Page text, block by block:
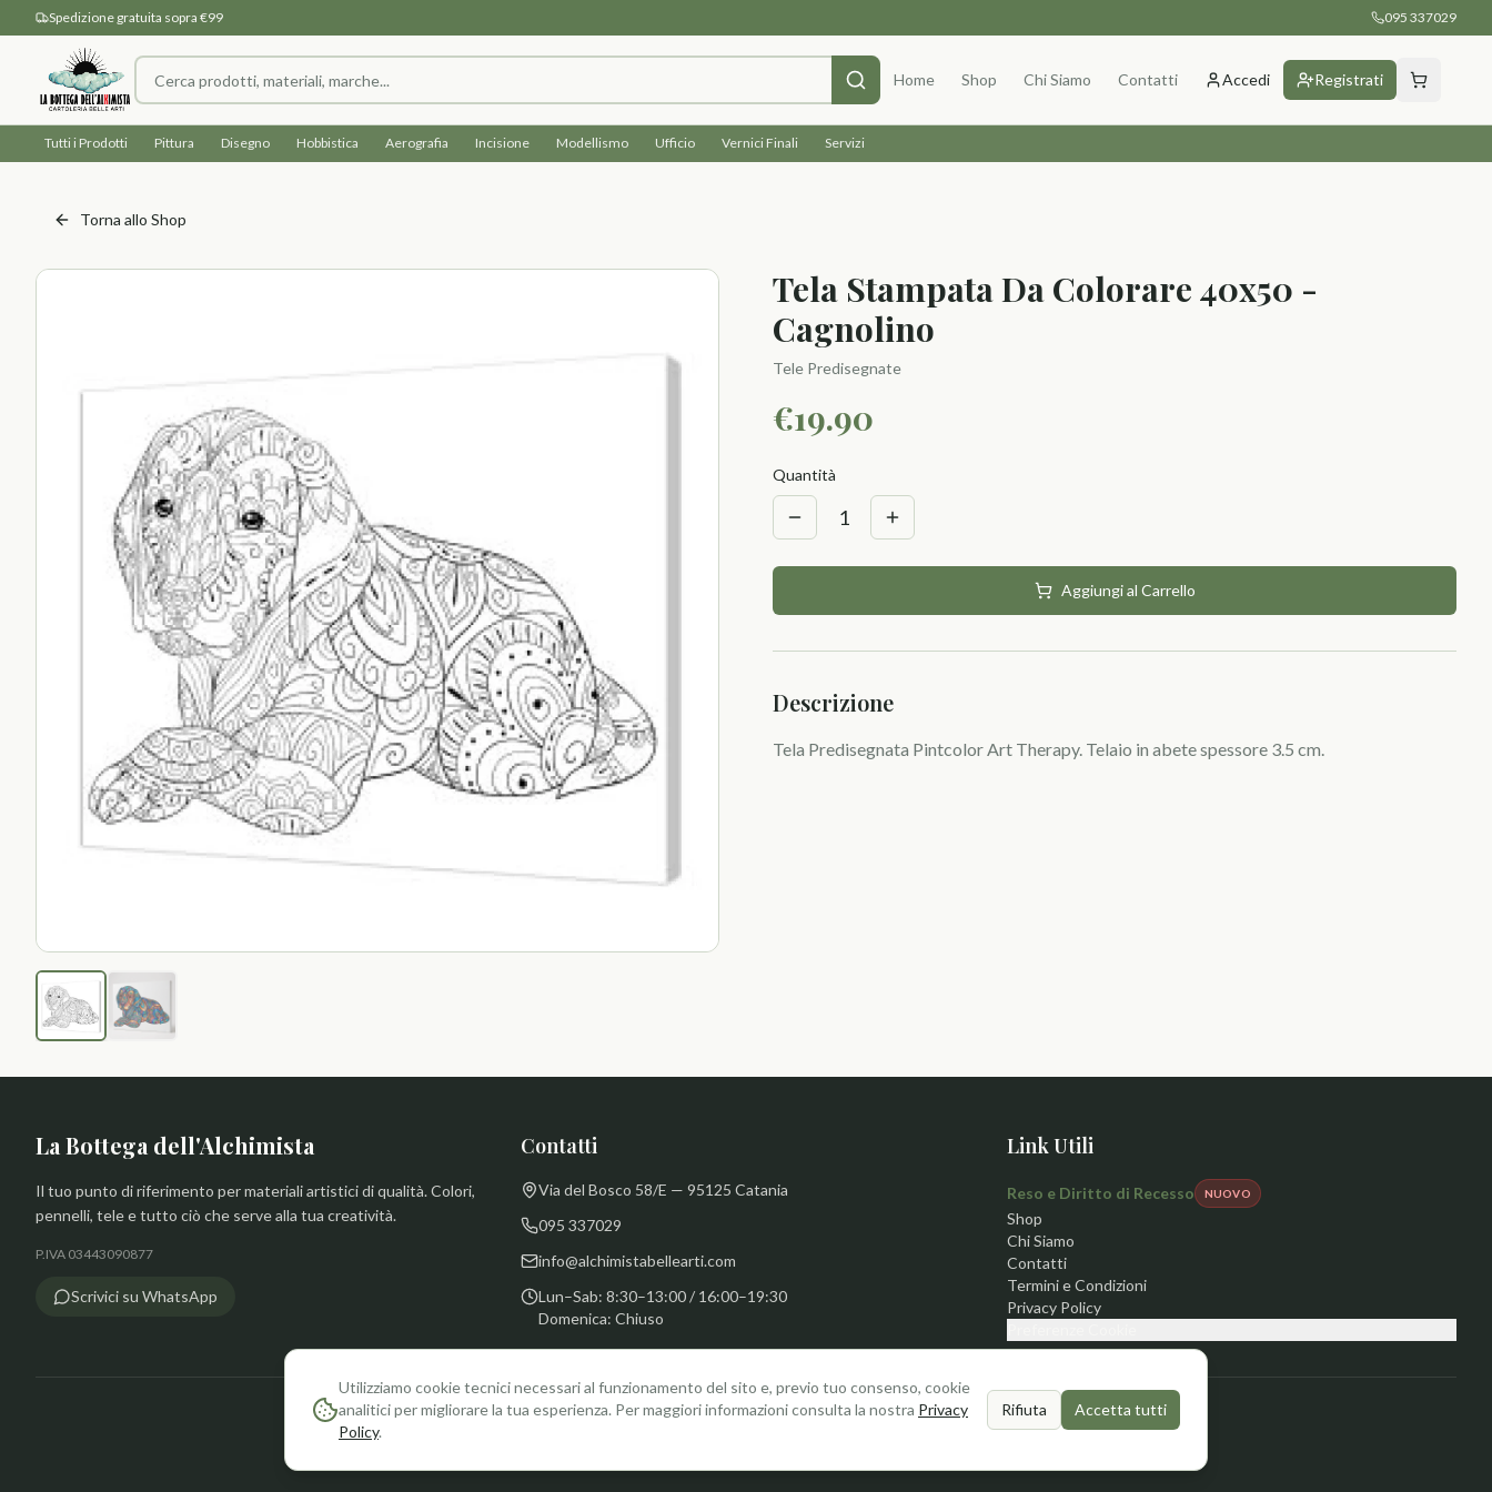
Spedizione gratuita sopra €99 095 337029
Home Shop Chi Siamo Contatti Accedi Registrati
Tutti i Prodotti Pittura Disegno Hobbistica Aerografia Incisione Modellismo Ufficio Vernici Finali Servizi
Torna allo Shop
Tela Stampata Da Colorare 40x50 -
Cagnolino
Tele Predisegnate
€19.90
Quantità
1
Aggiungi al Carrello
Descrizione
Tela Predisegnata Pintcolor Art Therapy. Telaio in abete spessore 3.5 cm.
La Bottega dell'Alchimista
Il tuo punto di riferimento per materiali artistici di qualità. Colori,
pennelli, tele e tutto ciò che serve alla tua creatività.
P.IVA 03443090877
Scrivici su WhatsApp
Contatti
Via del Bosco 58/E — 95125 Catania
095 337029
info@alchimistabellearti.com
Lun–Sab: 8:30–13:00 / 16:00–19:30
Domenica: Chiuso
Link Utili
Reso e Diritto di Recesso NUOVO
Shop
Chi Siamo
Contatti
Termini e Condizioni
Privacy Policy
©2026La Bottega dell'Alchimista. Tutti i diritti riservati.
Utilizziamo cookie tecnici necessari al funzionamento del sito e, previo tuo consenso, cookie
analitici per migliorare la tua esperienza. Per maggiori informazioni consulta la nostra Privacy
Policy.
Rifiuta Accetta tutti